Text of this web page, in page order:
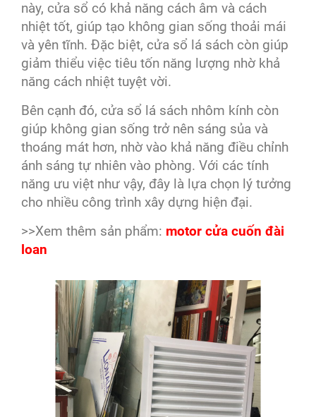
này, cửa sổ có khả năng cách âm và cách
nhiệt tốt, giúp tạo không gian sống thoải mái
và yên tĩnh. Đặc biệt, cửa sổ lá sách còn giúp
giảm thiểu việc tiêu tốn năng lượng nhờ khả
năng cách nhiệt tuyệt vời.
Bên cạnh đó, cửa sổ lá sách nhôm kính còn
giúp không gian sống trở nên sáng sủa và
thoáng mát hơn, nhờ vào khả năng điều chỉnh
ánh sáng tự nhiên vào phòng. Với các tính
năng ưu việt như vậy, đây là lựa chọn lý tưởng
cho nhiều công trình xây dựng hiện đại.
>>Xem thêm sản phẩm: motor cửa cuốn đài
loan